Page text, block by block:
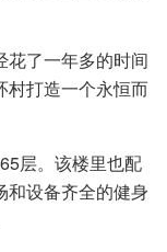
花了一年多的时间
村打造一个永恒而
层。该楼里也配
和设备齐全的健身